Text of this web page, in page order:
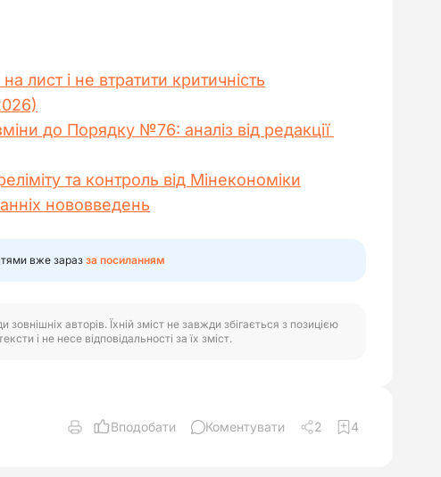
лист і не втратити критичність
до Порядку №76: аналіз від редакції
та контроль від Мінекономіки
нововведень
вже зараз за посиланням
авторів. Їхній зміст не завжди збігається з позицією
і не несе відповідальності за їх зміст.
Вподобати Коментувати 2 4